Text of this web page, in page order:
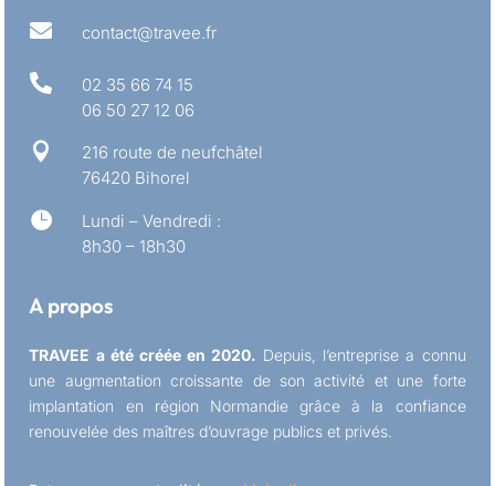
 contact@travee.fr

02 35 66 74 15
06 50 27 12 06

216 route de neufchâtel
76420 Bihorel

Lundi – Vendredi :
8h30 – 18h30
A propos
TRAVEE a été créée en 2020. Depuis, l’entreprise a connu
une augmentation croissante de son activité et une forte
implantation en région Normandie grâce à la confiance
renouvelée des maîtres d’ouvrage publics et privés.